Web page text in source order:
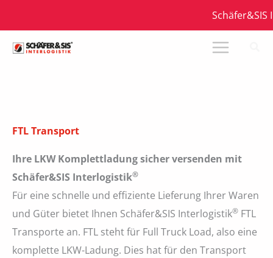
springen
Schäfer&SIS
FTL Transport
Ihre LKW Komplettladung sicher versenden mit
Schäfer&SIS Interlogistik®
Für eine schnelle und effiziente Lieferung Ihrer Waren
und Güter bietet Ihnen Schäfer&SIS Interlogistik® FTL
Transporte an. FTL steht für Full Truck Load, also eine
komplette LKW-Ladung. Dies hat für den Transport